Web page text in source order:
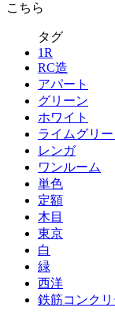
こちら
タグ
1R
RC造
アパート
グリーン
ホワイト
ライムグリ
レンガ
ワンルーム
単色
定額
木目
東京
白
緑
西洋
鉄筋コンク